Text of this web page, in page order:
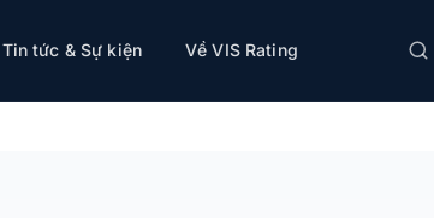
Tin tức & Sự kiện Về VIS Rating In